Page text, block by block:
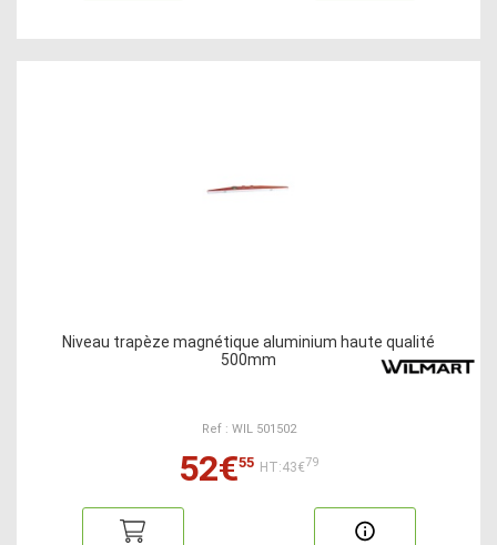
Niveau trapèze magnétique aluminium haute qualité
500mm
Ref : WIL 501502
52€55 HT:43€79